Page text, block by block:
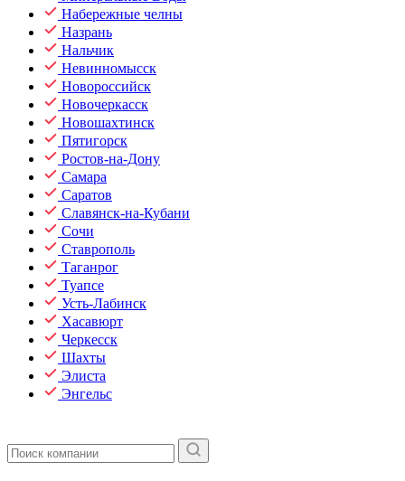
Набережные челны
Назрань
Нальчик
Невинномысск
Новороссийск
Новочеркасск
Новошахтинск
Пятигорск
Ростов-на-Дону
Самара
Саратов
Славянск-на-Кубани
Сочи
Ставрополь
Таганрог
Туапсе
Усть-Лабинск
Хасавюрт
Черкесск
Шахты
Элиста
Энгельс